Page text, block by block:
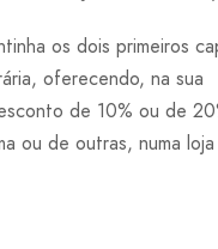
os dois primeiros
oferecendo, na sua
de 10% ou de
ou de outras, numa